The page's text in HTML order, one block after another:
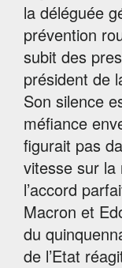
la déléguée
prévention
subit des
président de
Son silence
méfiance
figurait pas
vitesse sur
l’accord
Macron et
du
de l’Etat